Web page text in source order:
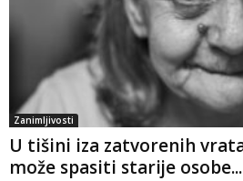
Zanimljivosti
U tišini iza zatvorenih
može spasiti starije osobe...